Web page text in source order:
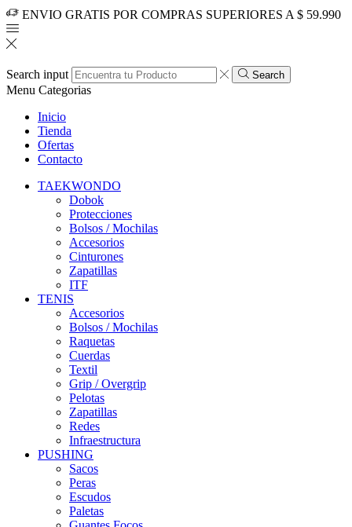
ENVIO GRATIS POR COMPRAS SUPERIORES A $ 59.990
Search input Search
Menu Categorias
Inicio
Tienda
Ofertas
Contacto
TAEKWONDO
Dobok
Protecciones
Bolsos / Mochilas
Accesorios
Cinturones
Zapatillas
ITF
TENIS
Accesorios
Bolsos / Mochilas
Raquetas
Cuerdas
Textil
Grip / Overgrip
Pelotas
Zapatillas
Redes
Infraestructura
PUSHING
Sacos
Peras
Escudos
Paletas